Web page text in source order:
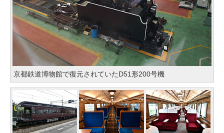
京都鉄道博物館で復元されていたD51形200号機